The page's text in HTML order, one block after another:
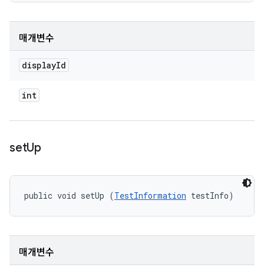
매개변수
displayId
int
setUp
public void setUp (TestInformation testInfo)
매개변수